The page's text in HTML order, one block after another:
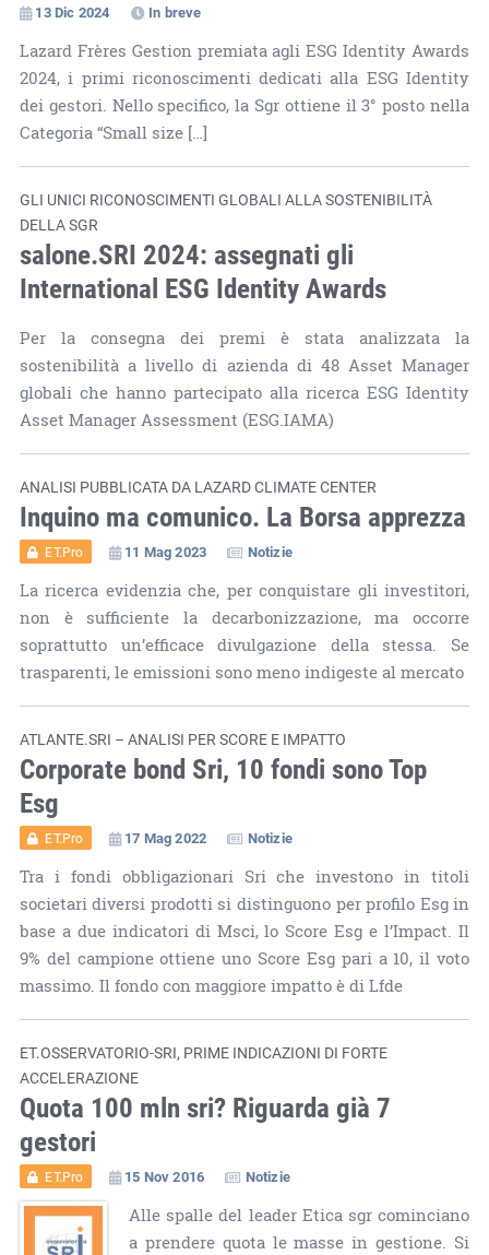
13 Dic 2024 In breve
Lazard Frères Gestion premiata agli ESG Identity Awards
2024, i primi riconoscimenti dedicati alla ESG Identity
dei gestori. Nello specifico, la Sgr ottiene il 3° posto nella
Categoria “Small size […]
GLI UNICI RICONOSCIMENTI GLOBALI ALLA SOSTENIBILITÀ
DELLA SGR
salone.SRI 2024: assegnati gli
International ESG Identity Awards
Per la consegna dei premi è stata analizzata la
sostenibilità a livello di azienda di 48 Asset Manager
globali che hanno partecipato alla ricerca ESG Identity
Asset Manager Assessment (ESG.IAMA)
ANALISI PUBBLICATA DA LAZARD CLIMATE CENTER
Inquino ma comunico. La Borsa apprezza
ET.Pro 11 Mag 2023 Notizie
La ricerca evidenzia che, per conquistare gli investitori,
non è sufficiente la decarbonizzazione, ma occorre
soprattutto un’efficace divulgazione della stessa. Se
trasparenti, le emissioni sono meno indigeste al mercato
ATLANTE.SRI – ANALISI PER SCORE E IMPATTO
Corporate bond Sri, 10 fondi sono Top
Esg
ET.Pro 17 Mag 2022 Notizie
Tra i fondi obbligazionari Sri che investono in titoli
societari diversi prodotti si distinguono per profilo Esg in
base a due indicatori di Msci, lo Score Esg e l’Impact. Il
9% del campione ottiene uno Score Esg pari a 10, il voto
massimo. Il fondo con maggiore impatto è di Lfde
ET.OSSERVATORIO-SRI, PRIME INDICAZIONI DI FORTE
ACCELERAZIONE
Quota 100 mln sri? Riguarda già 7
gestori
ET.Pro 15 Nov 2016 Notizie
Alle spalle del leader Etica sgr cominciano
a prendere quota le masse in gestione. Si